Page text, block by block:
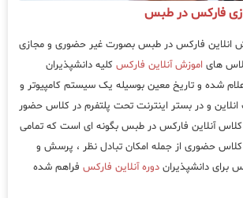
فارکس در طبس
انلاین فارکس در طبس بصورت غیر حضوری و مجازی
های اموزش آنلاین فارکس کلیه دانشپذیران
شده و تاریخ معین بوسیله یک سیستم کامپیوتر و
و در بستر اینترنت تحت پلتفرم در کلاس حضور
آنلاین فارکس در طبس بگونه ای است که تمامی
کلاس حضوری از جمله امکان تبادل نظر ، پرسش و
برای دانشپذیران دوره آنلاین فارکس فراهم شده